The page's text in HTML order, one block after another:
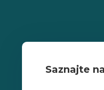
Saznajte